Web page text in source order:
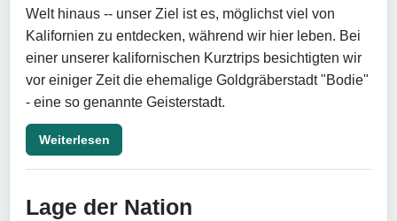
Welt hinaus -- unser Ziel ist es, möglichst viel von
Kalifornien zu entdecken, während wir hier leben. Bei
einer unserer kalifornischen Kurztrips besichtigten wir
vor einiger Zeit die ehemalige Goldgräberstadt "Bodie"
- eine so genannte Geisterstadt.
Weiterlesen
Lage der Nation